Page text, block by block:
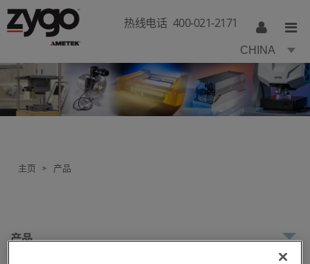
热线电话 400-021-2171
CHINA
主页 > 产品
产品